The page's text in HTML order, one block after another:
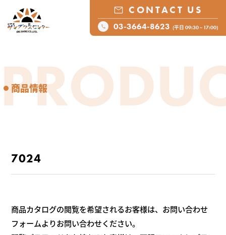
CONTACT US
03-3664-8623 (平日 09:30 ~ 17:00)
商品情報
7024
商品カタログの閲覧を希望されるお客様は、お問い合わせ
フォームよりお問い合わせください。